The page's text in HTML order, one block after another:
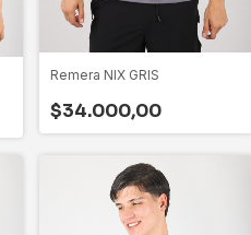
Remera NIX GRIS
$34.000,00